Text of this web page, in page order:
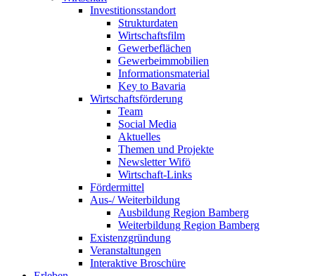
Investitionsstandort
Strukturdaten
Wirtschaftsfilm
Gewerbeflächen
Gewerbeimmobilien
Informationsmaterial
Key to Bavaria
Wirtschaftsförderung
Team
Social Media
Aktuelles
Themen und Projekte
Newsletter Wifö
Wirtschaft-Links
Fördermittel
Aus-/ Weiterbildung
Ausbildung Region Bamberg
Weiterbildung Region Bamberg
Existenzgründung
Veranstaltungen
Interaktive Broschüre